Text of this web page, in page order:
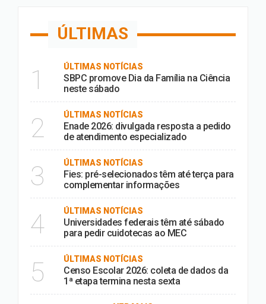
ÚLTIMAS
1 ÚLTIMAS NOTÍCIAS
SBPC promove Dia da Família na Ciência
neste sábado
2 ÚLTIMAS NOTÍCIAS
Enade 2026: divulgada resposta a pedido
de atendimento especializado
3 ÚLTIMAS NOTÍCIAS
Fies: pré-selecionados têm até terça para
complementar informações
4 ÚLTIMAS NOTÍCIAS
Universidades federais têm até sábado
para pedir cuidotecas ao MEC
5 ÚLTIMAS NOTÍCIAS
Censo Escolar 2026: coleta de dados da
1ª etapa termina nesta sexta